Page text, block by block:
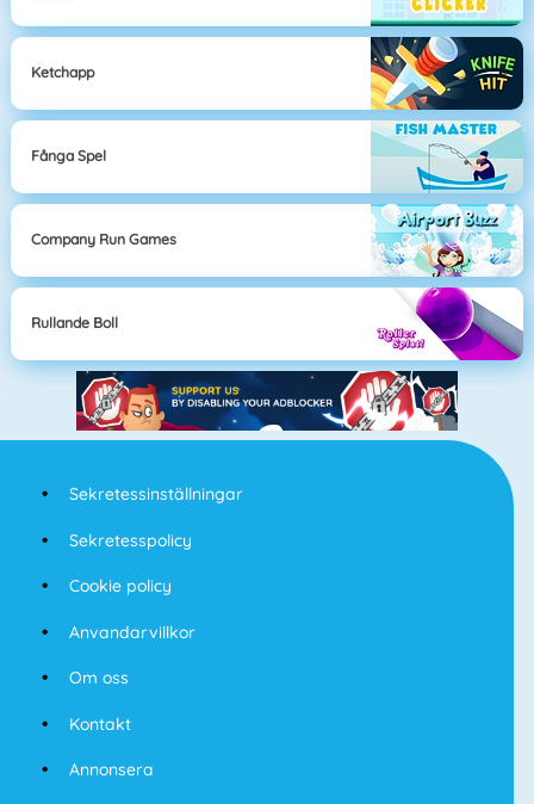
Ketchapp
Fånga Spel
Company Run Games
Rullande Boll
Sekretessinställningar
Sekretesspolicy
Cookie policy
Anvandarvillkor
Om oss
Kontakt
Annonsera